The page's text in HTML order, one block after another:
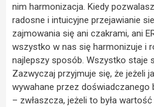
nim harmonizacja. Kiedy
radosne i intuicyjne przejawianie
zajmowania się ani czakrami, ani
wszystko w nas się harmonizuje i
najlepszy sposób. Wszystko staje
Zazwyczaj przyjmuje się, że jeżeli
wywahane przez doświadczanego
– zwłaszcza, jeżeli to była wartość